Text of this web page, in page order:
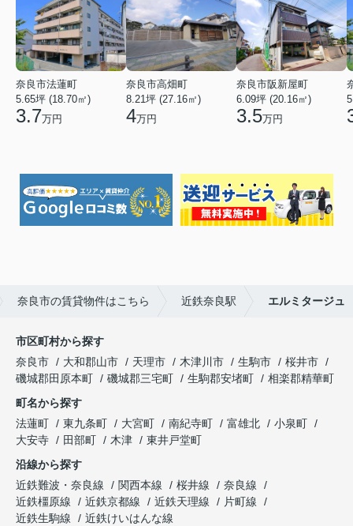
奈良市法蓮町
5.65坪 (18.70㎡)
3.7万円
奈良市高畑町
8.21坪 (27.16㎡)
4万円
奈良市阪新屋町
6.09坪 (20.16㎡)
3.5万円
奈良市の賃貸物件はこちら 近鉄奈良駅 エルミタージュ
市区町村から探す
奈良市
大和郡山市 天理市 木津川市 生駒市
桜井市
磯城郡田原本町
磯城郡三宅町 生駒郡安堵町
相楽郡精華町
町名から探す
法蓮町
東九条町 大宮町 南紀寺町 富雄北
小泉町
大安寺
田部町 木津
東井戸堂町
沿線から探す
近鉄難波・奈良線
関西本線 桜井線
奈良線
近鉄橿原線
近鉄京都線 近鉄天理線
片町線
近鉄生駒線
近鉄けいはんな線